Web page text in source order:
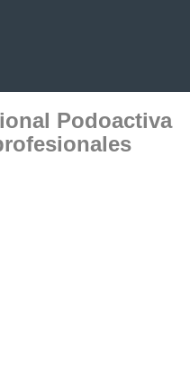
Podoactiva